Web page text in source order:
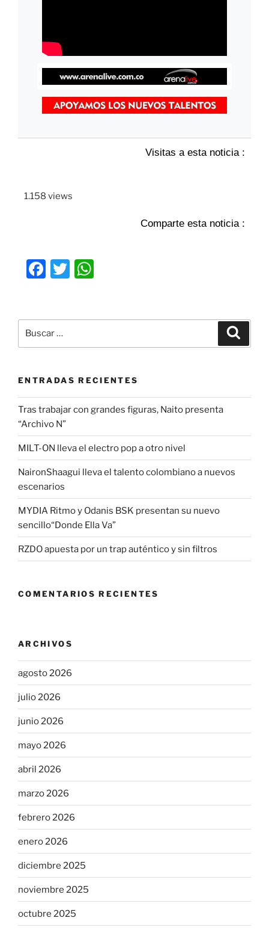
Visitas a esta noticia :
1.158 views
Comparte esta noticia :
F
e
b
o
k
T
er s
A
p
ENTRADAS RECIENTES
Tras trabajar con grandes figuras, Naito presenta
“Archivo N”
MILT-ON lleva el electro pop a otro nivel
NaironShaagui lleva el talento colombiano a nuevos
escenarios
MYDIA Ritmo y Odanis BSK presentan su nuevo
sencillo“Donde Ella Va”
RZDO apuesta por un trap auténtico y sin filtros
COMENTARIOS RECIENTES
ARCHIVOS
agosto 2026
julio 2026
junio 2026
mayo 2026
abril 2026
marzo 2026
febrero 2026
enero 2026
diciembre 2025
noviembre 2025
octubre 2025